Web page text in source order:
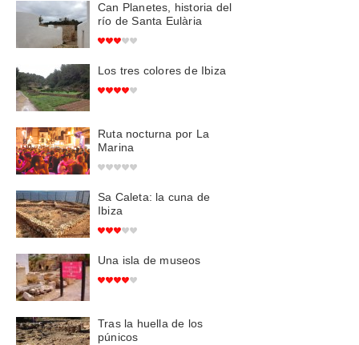
Can Planetes, historia del
río de Santa Eulària
Los tres colores de Ibiza
Ruta nocturna por La
Marina
Sa Caleta: la cuna de
Ibiza
Una isla de museos
Tras la huella de los
púnicos